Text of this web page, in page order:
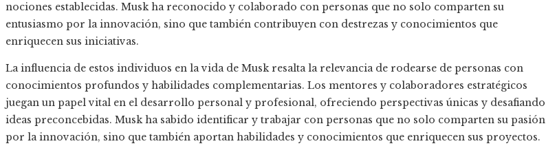
nociones establecidas. Musk ha reconocido y colaborado con personas que no solo comparten su
entusiasmo por la innovación, sino que también contribuyen con destrezas y conocimientos que
enriquecen sus iniciativas.​​
La influencia de estos individuos en la vida de Musk resalta la relevancia de rodearse de personas con
conocimientos profundos y habilidades complementarias. Los mentores y colaboradores estratégicos
juegan un papel vital en el desarrollo personal y profesional, ofreciendo perspectivas únicas y desafiando
ideas preconcebidas. Musk ha sabido identificar y trabajar con personas que no solo comparten su pasión
por la innovación, sino que también aportan habilidades y conocimientos que enriquecen sus proyectos.​